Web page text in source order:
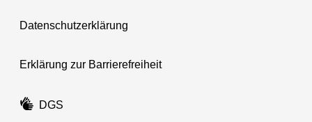
Datenschutzerklärung
Erklärung zur Barrierefreiheit
DGS